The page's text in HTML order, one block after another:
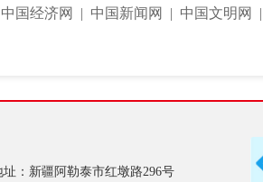
中国经济网 | 中国新闻网 | 中国文明网 |
址：新疆阿勒泰市红墩路296号